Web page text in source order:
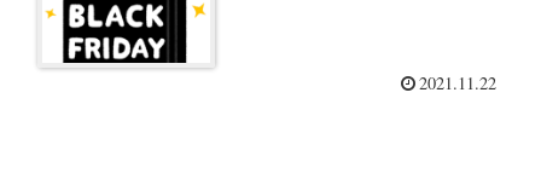
2021.11.22